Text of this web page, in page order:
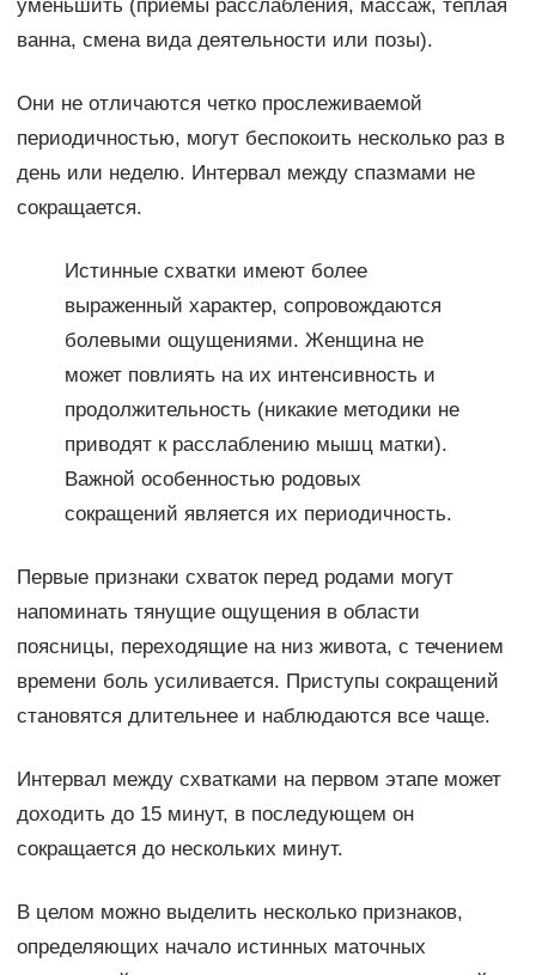
уменьшить (приемы расслабления, массаж, теплая
ванна, смена вида деятельности или позы).
Они не отличаются четко прослеживаемой
периодичностью, могут беспокоить несколько раз в
день или неделю. Интервал между спазмами не
сокращается.
Истинные схватки имеют более
выраженный характер, сопровождаются
болевыми ощущениями. Женщина не
может повлиять на их интенсивность и
продолжительность (никакие методики не
приводят к расслаблению мышц матки).
Важной особенностью родовых
сокращений является их периодичность.
Первые признаки схваток перед родами могут
напоминать тянущие ощущения в области
поясницы, переходящие на низ живота, с течением
времени боль усиливается. Приступы сокращений
становятся длительнее и наблюдаются все чаще.
Интервал между схватками на первом этапе может
доходить до 15 минут, в последующем он
сокращается до нескольких минут.
В целом можно выделить несколько признаков,
определяющих начало истинных маточных